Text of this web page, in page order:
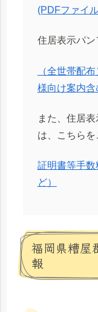
(PDFファイ
住居表示パン
（全世帯配
様向け案内
また、住居
は、こちらを
証明書等手
ど）
福岡県糟屋
報